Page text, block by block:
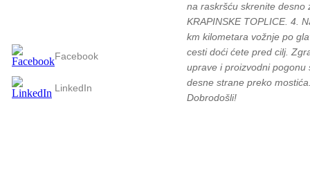
na raskršću skrenite desno
KRAPINSKE TOPLICE. 4.
km kilometara vožnje po
cesti doći ćete pred cilj.
uprave i proizvodni pogonu
desne strane preko
Dobrodošli!
Facebook
LinkedIn